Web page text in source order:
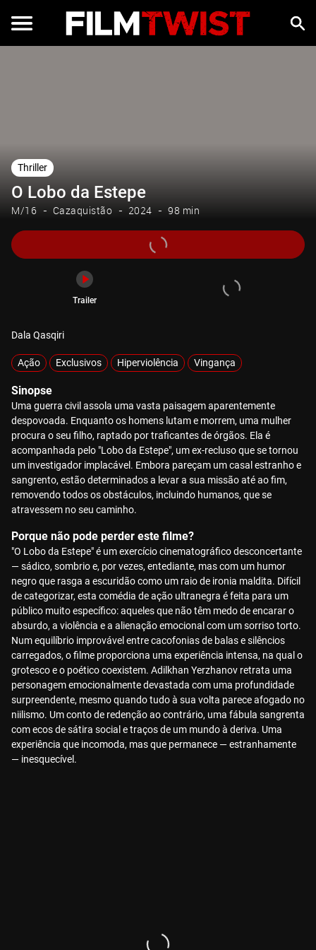
Thriller
O Lobo da Estepe
M/16 Cazaquistão 2024 98 min
Trailer
Dala Qasqiri
Ação Exclusivos Hiperviolência Vingança
Sinopse
Uma guerra civil assola uma vasta paisagem aparentemente
despovoada. Enquanto os homens lutam e morrem, uma mulher
procura o seu filho, raptado por traficantes de órgãos. Ela é
acompanhada pelo "Lobo da Estepe", um ex-recluso que se tornou
um investigador implacável. Embora pareçam um casal estranho e
sangrento, estão determinados a levar a sua missão até ao fim,
removendo todos os obstáculos, incluindo humanos, que se
atravessem no seu caminho.
Porque não pode perder este filme?
"O Lobo da Estepe" é um exercício cinematográfico desconcertante
— sádico, sombrio e, por vezes, entediante, mas com um humor
negro que rasga a escuridão como um raio de ironia maldita. Difícil
de categorizar, esta comédia de ação ultranegra é feita para um
público muito específico: aqueles que não têm medo de encarar o
absurdo, a violência e a alienação emocional com um sorriso torto.
Num equilíbrio improvável entre cacofonias de balas e silêncios
carregados, o filme proporciona uma experiência intensa, na qual o
grotesco e o poético coexistem. Adilkhan Yerzhanov retrata uma
personagem emocionalmente devastada com uma profundidade
surpreendente, mesmo quando tudo à sua volta parece afogado no
niilismo. Um conto de redenção ao contrário, uma fábula sangrenta
com ecos de sátira social e traços de um mundo à deriva. Uma
experiência que incomoda, mas que permanece — estranhamente
— inesquecível.